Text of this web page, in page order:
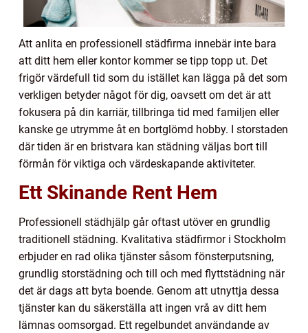
Att anlita en professionell städfirma innebär inte bara
att ditt hem eller kontor kommer se tipp topp ut. Det
frigör värdefull tid som du istället kan lägga på det som
verkligen betyder något för dig, oavsett om det är att
fokusera på din karriär, tillbringa tid med familjen eller
kanske ge utrymme åt en bortglömd hobby. I storstaden
där tiden är en bristvara kan städning väljas bort till
förmån för viktiga och värdeskapande aktiviteter.
Ett Skinande Rent Hem
Professionell städhjälp går oftast utöver en grundlig
traditionell städning. Kvalitativa städfirmor i Stockholm
erbjuder en rad olika tjänster såsom fönsterputsning,
grundlig storstädning och till och med flyttstädning när
det är dags att byta boende. Genom att utnyttja dessa
tjänster kan du säkerställa att ingen vrå av ditt hem
lämnas oomsorgad. Ett regelbundet användande av